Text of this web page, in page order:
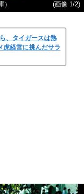
） (画像 1/2)
、タイガースは熱
虎経営に挑んだサラ